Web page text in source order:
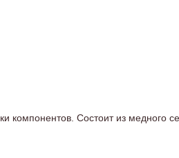
Состоит из медного